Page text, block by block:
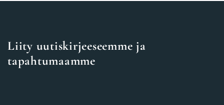
Liity uutiskirjeeseemme ja
tapahtumaamme